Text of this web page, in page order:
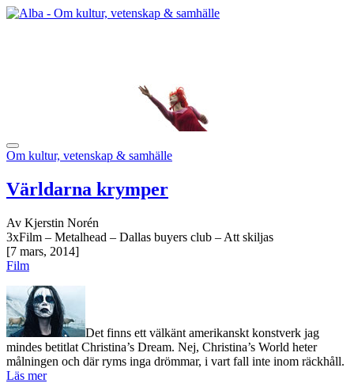
Om kultur, vetenskap & samhälle
Världarna krymper
Av Kjerstin Norén
3xFilm – Metalhead – Dallas buyers club – Att skiljas
[7 mars, 2014]
Film
Det finns ett välkänt amerikanskt konstverk jag
mindes betitlat Christina’s Dream. Nej, Christina’s World heter
målningen och där ryms inga drömmar, i vart fall inte inom räckhåll.
Läs mer